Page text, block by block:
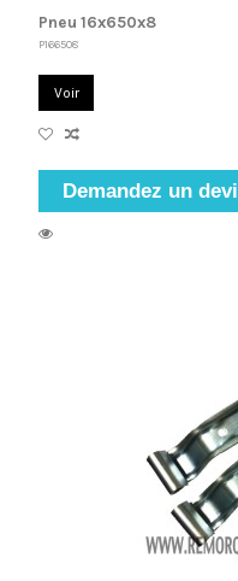
Pneu 16x650x8
P166508
Voir
Demandez un